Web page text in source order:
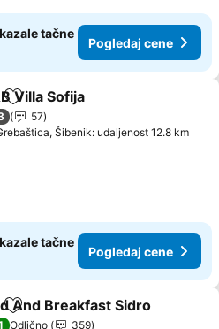
tačne
Pogledaj cene
Dodati u favorite
Villa Sofija
57
Šibenik: udaljenost 12.8 km
tačne
Pogledaj cene
Dodati u favorite
And Breakfast Sidro
Odlično
359